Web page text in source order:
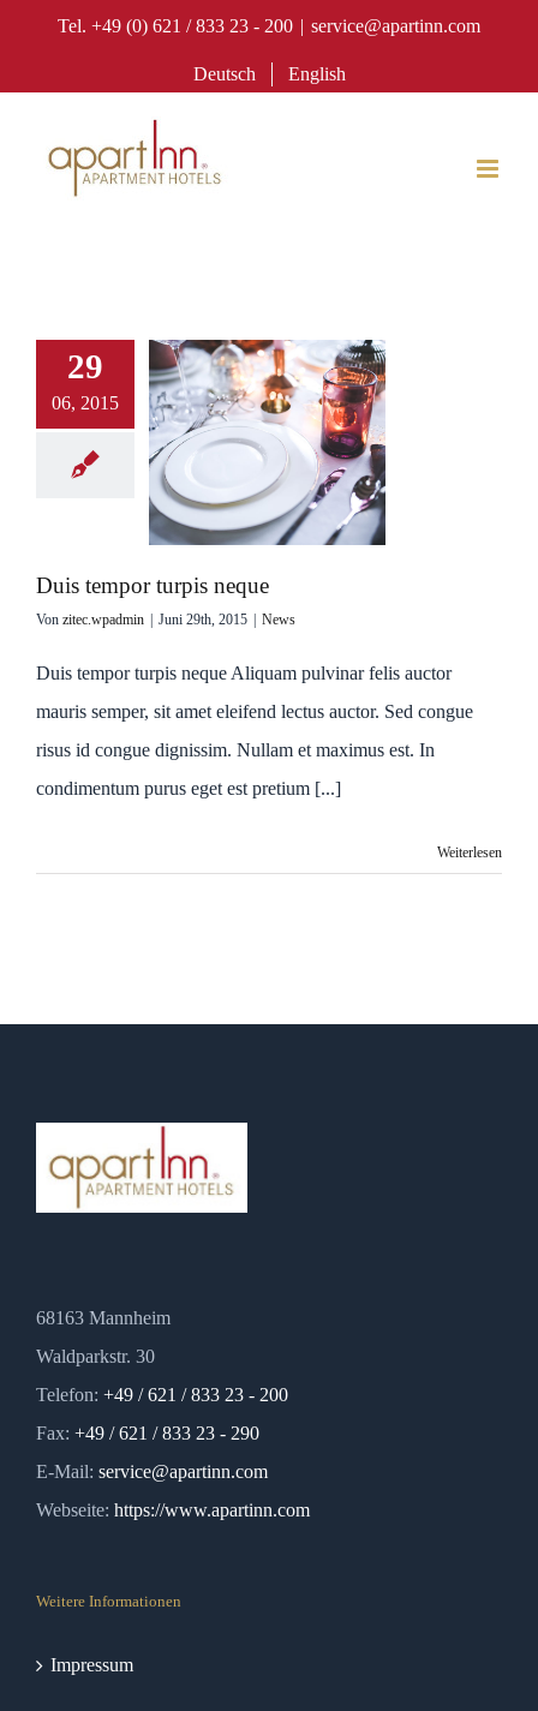
springen
Tel. +49 (0) 621 / 833 23 - 200 | service@apartinn.com
Deutsch English
29
06, 2015
Duis tempor turpis neque
Von zitec.wpadmin Juni 29th, 2015 News
Duis tempor turpis neque Aliquam pulvinar felis auctor
mauris semper, sit amet eleifend lectus auctor. Sed congue
risus id congue dignissim. Nullam et maximus est. In
condimentum purus eget est pretium [...]
Weiterlesen
68163 Mannheim
Waldparkstr. 30
Telefon: +49 / 621 / 833 23 - 200
Fax: +49 / 621 / 833 23 - 290
E-Mail: service@apartinn.com
Webseite: https://www.apartinn.com
Weitere Informationen
Impressum